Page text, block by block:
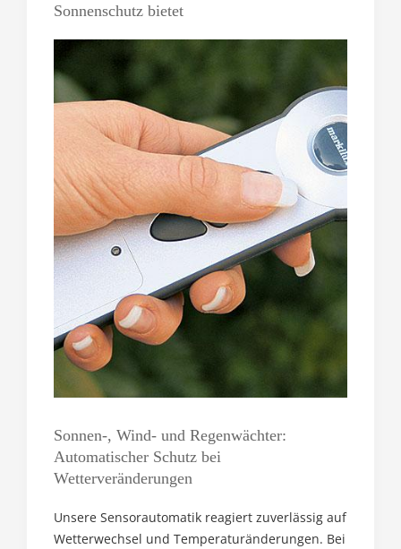
Sonnenschutz bietet
Sonnen-, Wind- und Regenwächter:
Automatischer Schutz bei
Wetterveränderungen
Unsere Sensorautomatik reagiert zuverlässig auf
Wetterwechsel und Temperaturänderungen. Bei